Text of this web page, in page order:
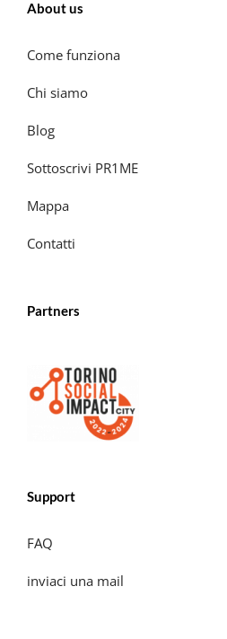
About us
Come funziona
Chi siamo
Blog
Sottoscrivi PR1ME
Mappa
Contatti
Partners
Support
FAQ
inviaci una mail